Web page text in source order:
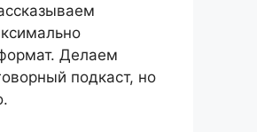
Делаем
подкаст, но